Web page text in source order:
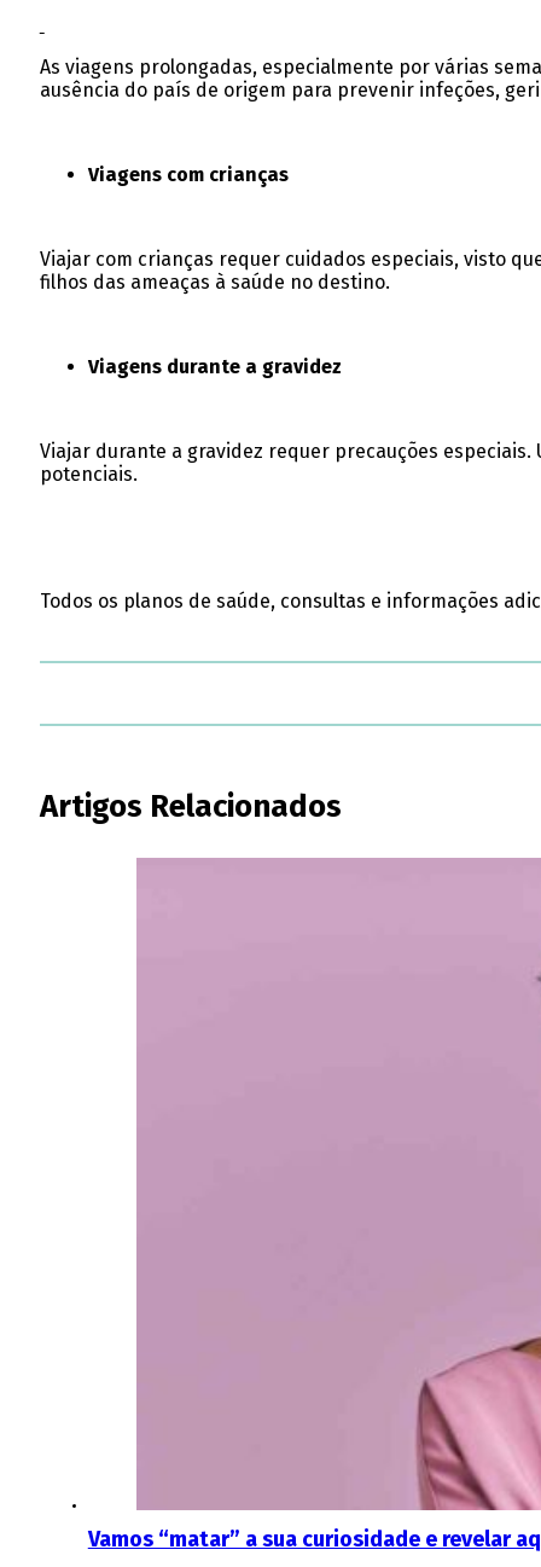
As viagens prolongadas, especialmente por várias
ausência do país de origem para prevenir infeções,
Viagens com crianças
Viajar com crianças requer cuidados especiais, visto
filhos das ameaças à saúde no destino.
Viagens durante a gravidez
Viajar durante a gravidez requer precauções
potenciais.
Todos os planos de saúde, consultas e informações
Artigos Relacionados
Vamos “matar” a sua curiosidade e revelar